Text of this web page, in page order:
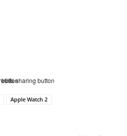
Apple Watch 2